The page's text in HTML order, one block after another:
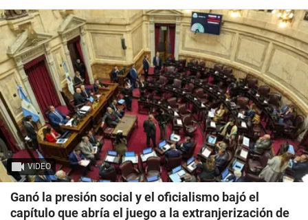
VIDEO
Ganó la presión social y el oficialismo bajó el
capítulo que abría el juego a la extranjerización de